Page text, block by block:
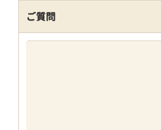
ご質問